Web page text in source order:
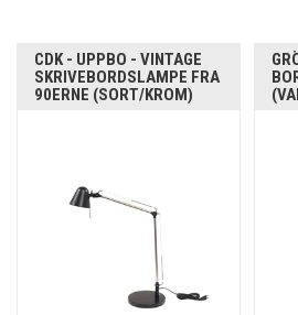
CDK - UPPBO - VINTAGE
SKRIVEBORDSLAMPE FRA
90ERNE (SORT/KROM)